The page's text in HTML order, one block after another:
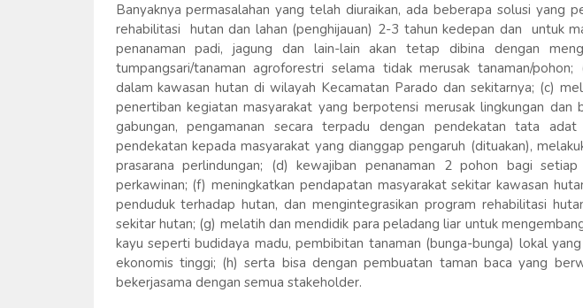
Banyaknya permasalahan yang telah diuraikan, ada beberapa solusi yang
rehabilitasi hutan dan lahan (penghijauan) 2-3 tahun kedepan dan untuk
penanaman padi, jagung dan lain-lain akan tetap dibina dengan
tumpangsari/tanaman agroforestri selama tidak merusak tanaman/
dalam kawasan hutan di wilayah Kecamatan Parado dan sekitarnya; (c)
penertiban kegiatan masyarakat yang berpotensi merusak lingkungan dan
gabungan, pengamanan secara terpadu dengan pendekatan tata
pendekatan kepada masyarakat yang dianggap pengaruh (dituakan),
prasarana perlindungan; (d) kewajiban penanaman 2 pohon bagi setiap
perkawinan; (f) meningkatkan pendapatan masyarakat sekitar kawasan
penduduk terhadap hutan, dan mengintegrasikan program rehabilitasi
sekitar hutan; (g) melatih dan mendidik para peladang liar untuk
kayu seperti budidaya madu, pembibitan tanaman (bunga-bunga) lokal
ekonomis tinggi; (h) serta bisa dengan pembuatan taman baca yang
bekerjasama dengan semua stakeholder.